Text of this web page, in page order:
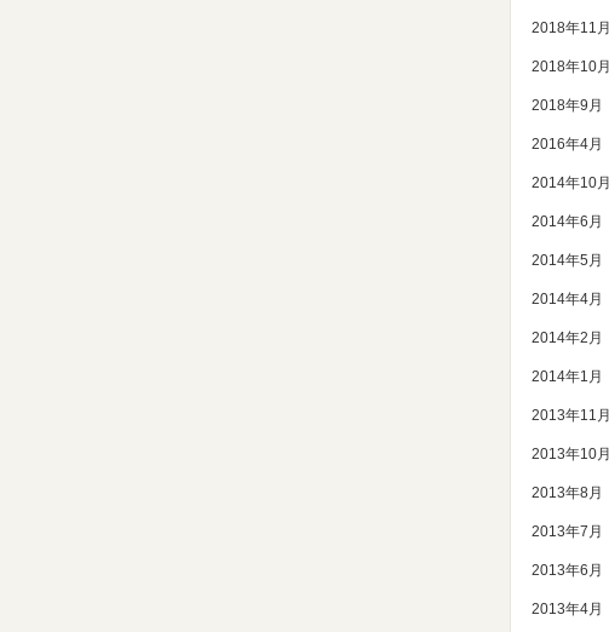
2018年11月
2018年10月
2018年9月
2016年4月
2014年10月
2014年6月
2014年5月
2014年4月
2014年2月
2014年1月
2013年11月
2013年10月
2013年8月
2013年7月
2013年6月
2013年4月